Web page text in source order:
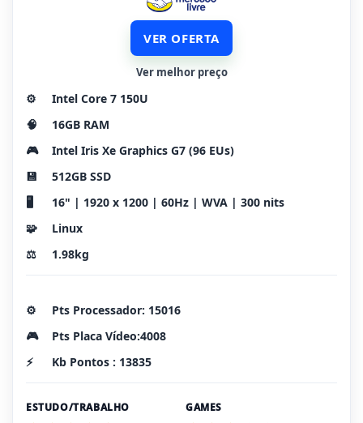
VER OFERTA
Ver melhor preço
⚙️
Intel Core 7 150U
🧠
16GB RAM
🎮
Intel Iris Xe Graphics G7 (96 EUs)
💾
512GB SSD
🖥️
16" | 1920 x 1200 | 60Hz | WVA | 300 nits
🧩
Linux
⚖️
1.98kg
⚙️
Pts Processador: 15016
🎮
Pts Placa Vídeo:4008
⚡
Kb Pontos : 13835
ESTUDO/TRABALHO GAMES